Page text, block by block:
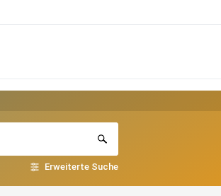
Erweiterte Suche